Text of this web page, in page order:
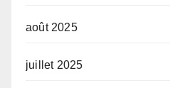
août 2025
juillet 2025